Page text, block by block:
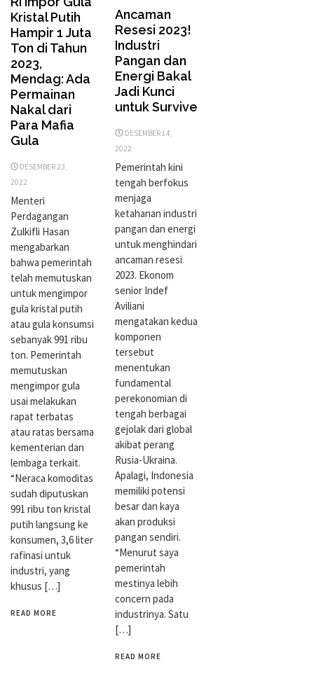
Kristal Putih
Hampir 1 Juta
Ton di Tahun
2023,
Mendag: Ada
Permainan
Nakal dari
Para Mafia
Gula
DESEMBER 23,
2022
Menteri
Perdagangan
Zulkifli Hasan
mengabarkan
bahwa pemerintah
telah memutuskan
untuk mengimpor
gula kristal putih
atau gula konsumsi
sebanyak 991 ribu
ton. Pemerintah
memutuskan
mengimpor gula
usai melakukan
rapat terbatas
atau ratas bersama
kementerian dan
lembaga terkait.
“Neraca komoditas
sudah diputuskan
991 ribu ton kristal
putih langsung ke
konsumen, 3,6 liter
rafinasi untuk
industri, yang
khusus […]
READ MORE
Ancaman
Resesi 2023!
Industri
Pangan dan
Energi Bakal
Jadi Kunci
untuk Survive
DESEMBER 14,
2022
Pemerintah kini
tengah berfokus
menjaga
ketahanan industri
pangan dan energi
untuk menghindari
ancaman resesi
2023. Ekonom
senior Indef
Aviliani
mengatakan kedua
komponen
tersebut
menentukan
fundamental
perekonomian di
tengah berbagai
gejolak dari global
akibat perang
Rusia-Ukraina.
Apalagi, Indonesia
memiliki potensi
besar dan kaya
akan produksi
pangan sendiri.
“Menurut saya
pemerintah
mestinya lebih
concern pada
industrinya. Satu
[…]
READ MORE